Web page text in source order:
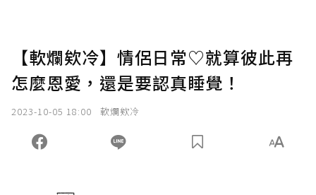
【軟爛欸冷】情侶日常♡就算彼此再
怎麼恩愛，還是要認真睡覺！
2023-10-05 18:00 軟爛欸冷